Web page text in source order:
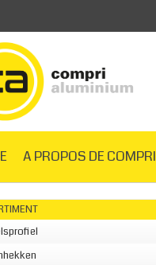
A PROPOS DE COMPRI